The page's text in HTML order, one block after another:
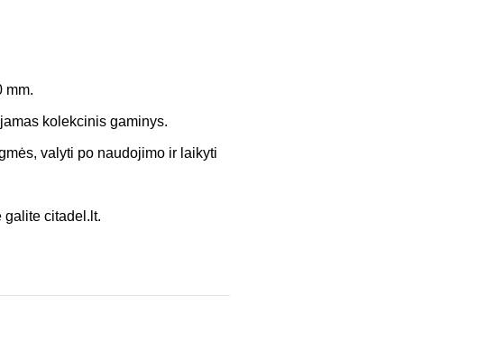
mm.
kolekcinis gaminys.
valyti po naudojimo ir laikyti
galite citadel.lt.